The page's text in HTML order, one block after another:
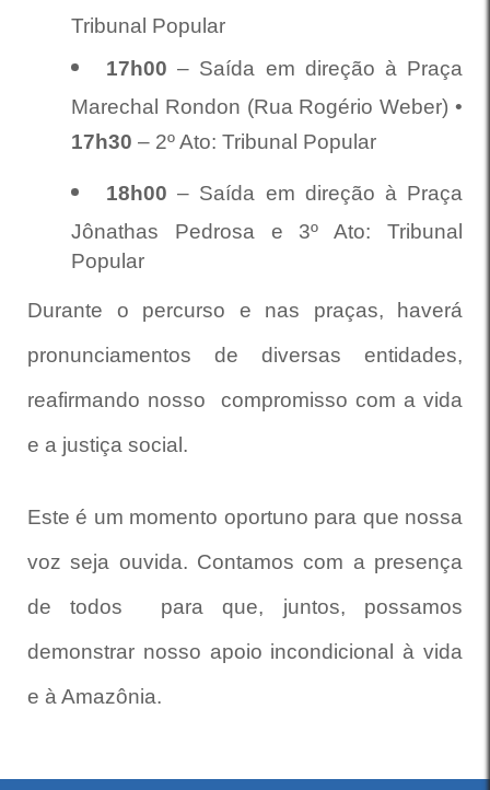
Tribunal Popular
17h00– Saída em direção à Praça
Marechal Rondon (Rua Rogério Weber) •
17h30 – 2º Ato: Tribunal Popular
18h00– Saída em direção à Praça
Jônathas Pedrosa e 3º Ato: Tribunal
Popular
Durante o percurso e nas praças, haverá
pronunciamentos de diversas entidades,
reafirmando nosso compromisso com a vida
e a justiça social.
Este é um momento oportuno para que nossa
voz seja ouvida. Contamos com a presença
de todos para que, juntos, possamos
demonstrar nosso apoio incondicional à vida
e à Amazônia.